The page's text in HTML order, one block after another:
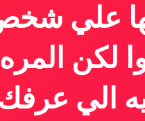
علي
لكن المره
الي